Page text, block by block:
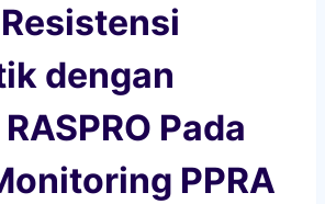
dengan
Pada
PPRA